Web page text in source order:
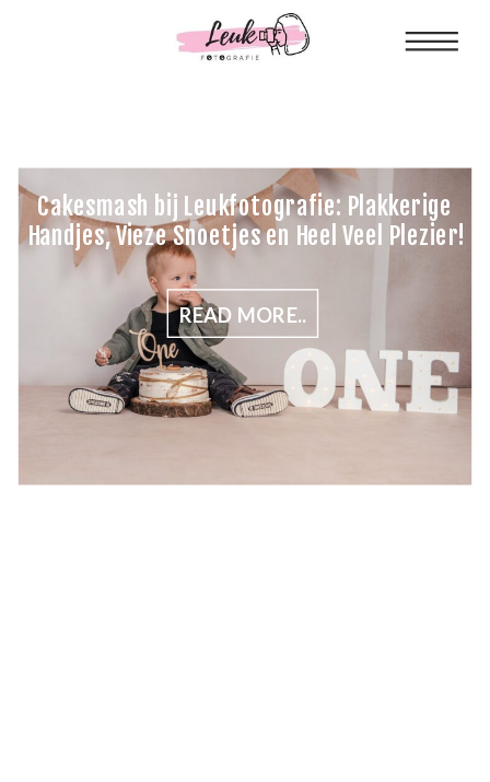
READ MORE..
Cakesmash bij Leukfotografie: Plakkerige
Handjes, Vieze Snoetjes en Heel Veel Plezier!